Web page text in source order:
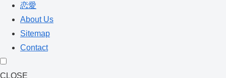
恋愛
About Us
Sitemap
Contact
CLOSE